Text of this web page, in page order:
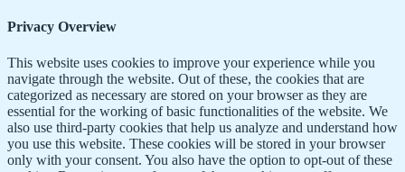
Privacy Overview
This website uses cookies to improve your experience while you
navigate through the website. Out of these, the cookies that are
categorized as necessary are stored on your browser as they are
essential for the working of basic functionalities of the website. We
also use third-party cookies that help us analyze and understand how
you use this website. These cookies will be stored in your browser
only with your consent. You also have the option to opt-out of these